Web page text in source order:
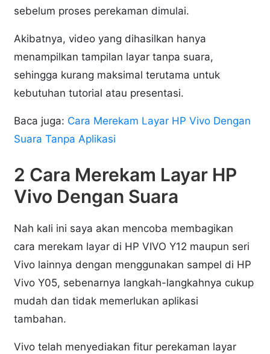
sebelum proses perekaman dimulai.
Akibatnya, video yang dihasilkan hanya
menampilkan tampilan layar tanpa suara,
sehingga kurang maksimal terutama untuk
kebutuhan tutorial atau presentasi.
Baca juga: Cara Merekam Layar HP Vivo Dengan
Suara Tanpa Aplikasi
2 Cara Merekam Layar HP
Vivo Dengan Suara
Nah kali ini saya akan mencoba membagikan
cara merekam layar di HP VIVO Y12 maupun seri
Vivo lainnya dengan menggunakan sampel di HP
Vivo Y05, sebenarnya langkah-langkahnya cukup
mudah dan tidak memerlukan aplikasi
tambahan.
Vivo telah menyediakan fitur perekaman layar